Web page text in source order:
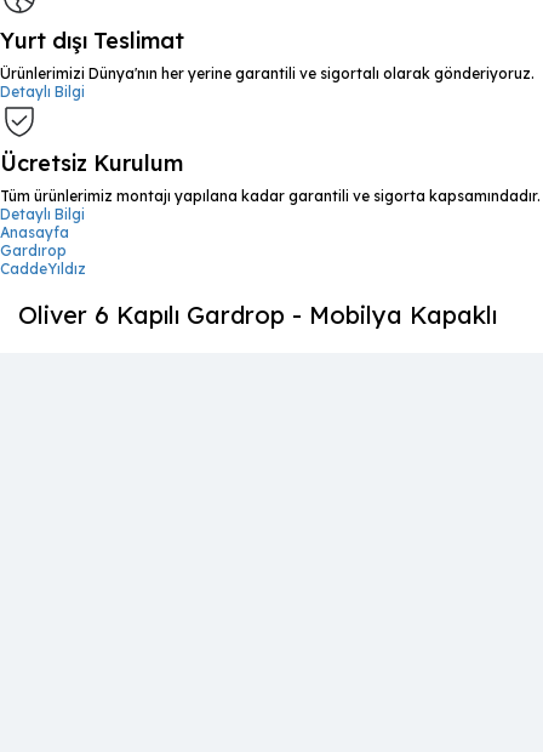
Yurt dışı Teslimat
Ürünlerimizi Dünya'nın her yerine garantili ve sigortalı olarak gönderiyoruz.
Detaylı Bilgi
Ücretsiz Kurulum
Tüm ürünlerimiz montajı yapılana kadar garantili ve sigorta kapsamındadır.
Detaylı Bilgi
Anasayfa
Gardırop
CaddeYıldız
Oliver 6 Kapılı Gardrop - Mobilya Kapaklı